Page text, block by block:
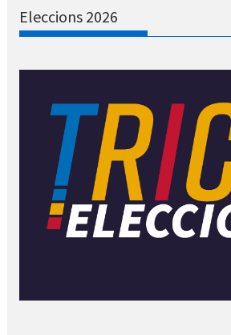
Eleccions 2026